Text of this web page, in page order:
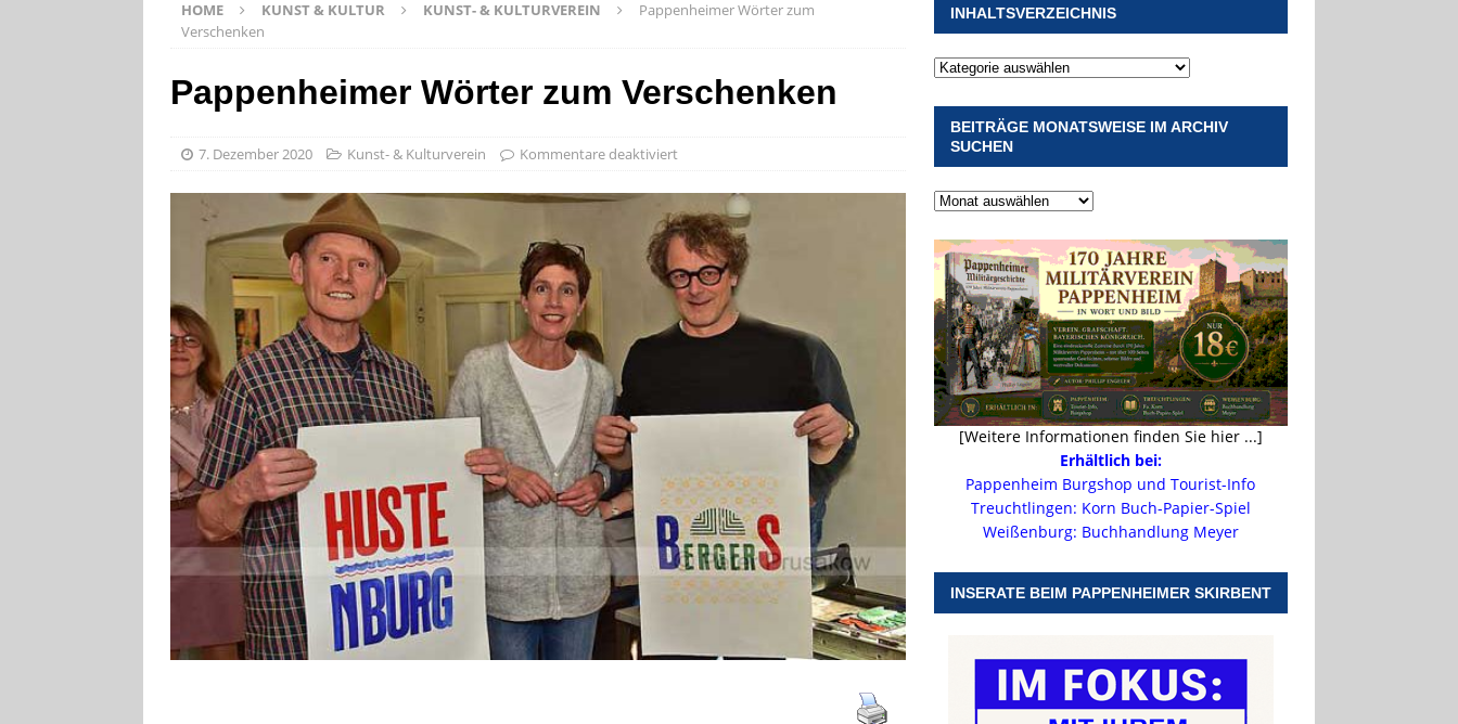
[ 4. August 2026 ] Militärgeschichte paddelt in Pappenheim bis heute mit
[ 4. August 2026 ] Pappenheim erlebt Hubert Aiwanger mit Botschaften die
Kanonendonner und Pappenheimer Marsch für Hubert
Aiwanger
VERANSTALTUNGEN
[ 3. August 2026 ]
Neue Naturparkführer verstärken das Angebot im Altmühltal
TOURISTIK
[ 5. August 2026 ]
Stellenangebot beim Wasserzweckverband links der Altmühl
UNTERNEHMEN
HOME KUNST & KULTUR KUNST- & KULTURVEREIN
Pappenheimer Wörter zum
Verschenken
Pappenheimer Wörter zum Verschenken
7. Dezember 2020 Kunst- & Kulturverein Kommentare deaktiviert
INHALTSVERZEICHNIS
BEITRÄGE MONATSWEISE IM ARCHIV
SUCHEN
[Weitere Informationen finden Sie hier ...]
Erhältlich bei:
Pappenheim Burgshop und Tourist-Info
Treuchtlingen: Korn Buch-Papier-Spiel
Weißenburg: Buchhandlung Meyer
INSERATE BEIM PAPPENHEIMER SKIRBENT